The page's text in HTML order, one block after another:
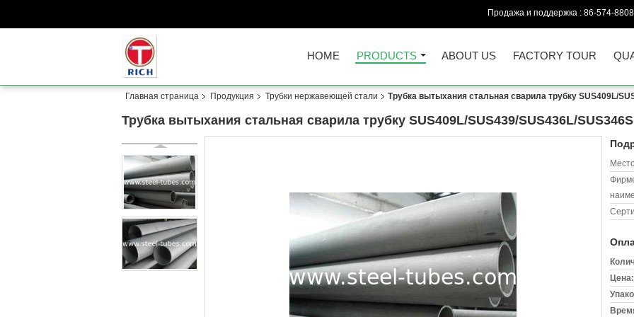
Продажа и поддержка : 86-574-
HOME PRODUCTS ABOUT US FACTORY TOUR
Главная страница Продукция Трубки нержавеющей стали Трубка вытыхания стальная сварила трубку SUS409L/
Трубка вытыхания стальная сварила трубку SUS409L/SUS439/SUS436L/
Цена: